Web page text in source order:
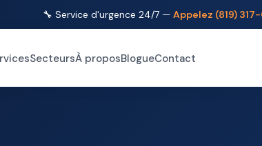
🔧 Service d'urgence 24/7 — Appelez (819)
SecteursÀ proposBlogueContact